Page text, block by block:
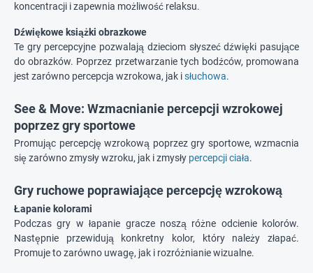
koncentracji i zapewnia możliwość relaksu.
Dźwiękowe książki obrazkowe
Te gry percepcyjne pozwalają dzieciom słyszeć dźwięki pasujące
do obrazków. Poprzez przetwarzanie tych bodźców, promowana
jest zarówno percepcja wzrokowa, jak isłuchowa.
See & Move: Wzmacnianie percepcji wzrokowej
poprzez gry sportowe
Promując percepcję wzrokową poprzez gry sportowe, wzmacnia
się zarówno zmysły wzroku, jak i zmysły percepcji ciała.
Gry ruchowe poprawiające percepcję wzrokową
Łapanie kolorami
Podczas gry w łapanie gracze noszą różne odcienie kolorów.
Następnie przewidują konkretny kolor, który należy złapać.
Promuje to zarówno uwagę, jak i rozróżnianie wizualne.